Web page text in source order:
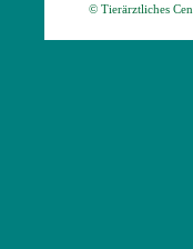
© Tierärztliches